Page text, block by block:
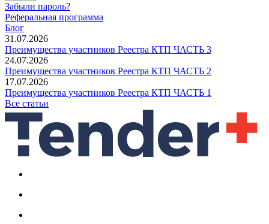
Забыли пароль?
Реферальная программа
Блог
31.07.2026
Преимущества участников Реестра КТП ЧАСТЬ 3
24.07.2026
Преимущества участников Реестра КТП ЧАСТЬ 2
17.07.2026
Преимущества участников Реестра КТП ЧАСТЬ 1
Все статьи